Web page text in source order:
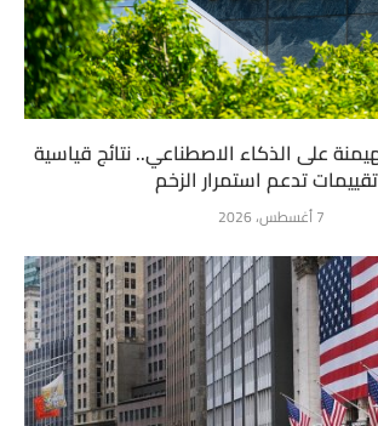
على الذكاء الاصطناعي.. نتائج قياسية
تدعم استمرار الزخم
7 أغسطس، 2026